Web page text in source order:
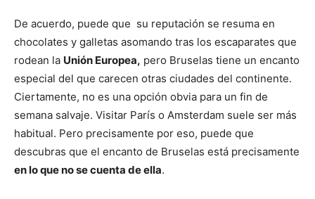
De acuerdo, puede que su reputación se resuma en
chocolates y galletas asomando tras los escaparates que
rodean la Unión Europea, pero Bruselas tiene un encanto
especial del que carecen otras ciudades del continente.
Ciertamente, no es una opción obvia para un fin de
semana salvaje. Visitar París o Amsterdam suele ser más
habitual. Pero precisamente por eso, puede que
descubras que el encanto de Bruselas está precisamente
en lo que no se cuenta de ella.